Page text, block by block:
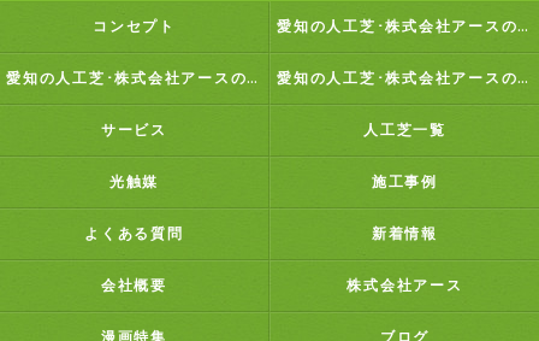
コンセプト 愛知の人工芝･株式会社アースの口コミ情報
愛知の人工芝･株式会社アースの評判 愛知の人工芝･株式会社アースのお客様の声
サービス 人工芝一覧
光触媒 施工事例
よくある質問 新着情報
会社概要 株式会社アース